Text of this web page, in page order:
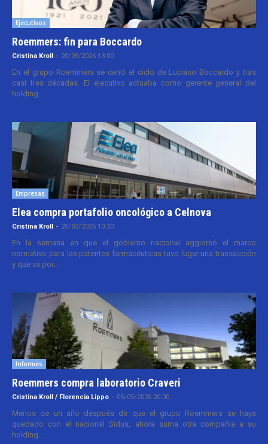
Ejecutivos
Roemmers: fin para Boccardo
Cristina Kroll - 20/05/2026 13:00
En el grupo Roemmers se cerró el ciclo de Luciano Boccardo y tras
casi tres décadas. El ejecutivo actuaba como gerente general del
holding...
Empresas
Elea compra portafolio oncológico a Celnova
Cristina Kroll - 20/03/2026 10:30
En la semana en que el gobierno nacional aggiornó el marco
normativo para las patentes farmacéuticas tuvo lugar una transacción
y que va por...
Informes
Roemmers compra laboratorio Craveri
Cristina Kroll / Florencia Lippo - 05/05/2026 20:00
Menos de un año después de que el grupo Roemmers se haya
quedado con el nacional Sidus, ahora suma otra compañía a su
holding....